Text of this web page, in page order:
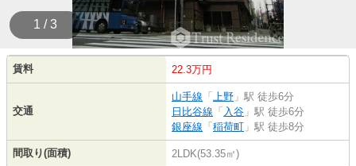
1 / 3
賃料 22.3万円
交通
山手線 「 上野 」駅 徒歩6分
日比谷線 「 入谷 」駅 徒歩6分
銀座線 「 稲荷町 」駅 徒歩8分
間取り(面積) 2LDK(53.35㎡)